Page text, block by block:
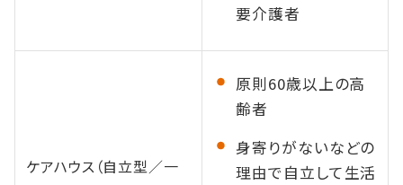
要介護者
ケアハウス（自立型／一
原則60歳以上の高
齢者
身寄りがないなどの
理由で自立して生活